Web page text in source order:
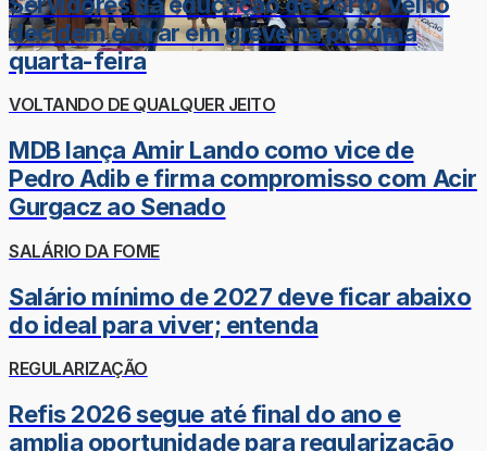
decidem entrar em greve na próxima
quarta-feira
VOLTANDO DE QUALQUER JEITO
MDB lança Amir Lando como vice de
Pedro Adib e firma compromisso com Acir
Gurgacz ao Senado
SALÁRIO DA FOME
Salário mínimo de 2027 deve ficar abaixo
do ideal para viver; entenda
REGULARIZAÇÃO
Refis 2026 segue até final do ano e
amplia oportunidade para regularização